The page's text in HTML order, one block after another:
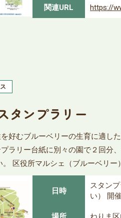
関連URL
https://
タンプラリー
好むブルーベリーの生育に適し
ラリー台紙に別々の園で２回分
区役所マルシェ（ブルーベリー
日時
スタン
い） 開